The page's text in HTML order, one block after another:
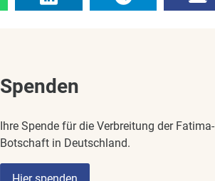
Spenden
Ihre Spende für die Verbreitung der Fatima-
Botschaft in Deutschland.